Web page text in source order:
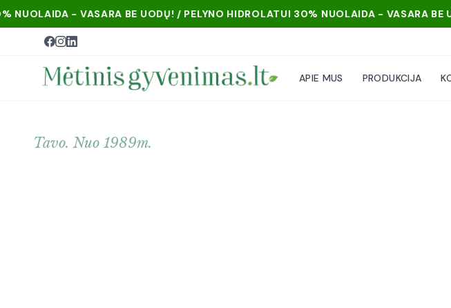
BE UODŲ! / PELYNO HIDROLATUI 30% NUOLAIDA - VASARA BE UODŲ! /
APIE MUS PRODUKCIJA
Tavo. Nuo 1989m.